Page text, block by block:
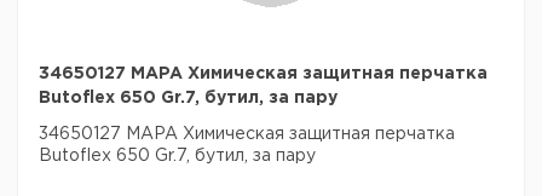
34650127 MAPA Химическая защитная перчатка
Butoflex 650 Gr.7, бутил, за пару
34650127 MAPA Химическая защитная перчатка
Butoflex 650 Gr.7, бутил, за пару